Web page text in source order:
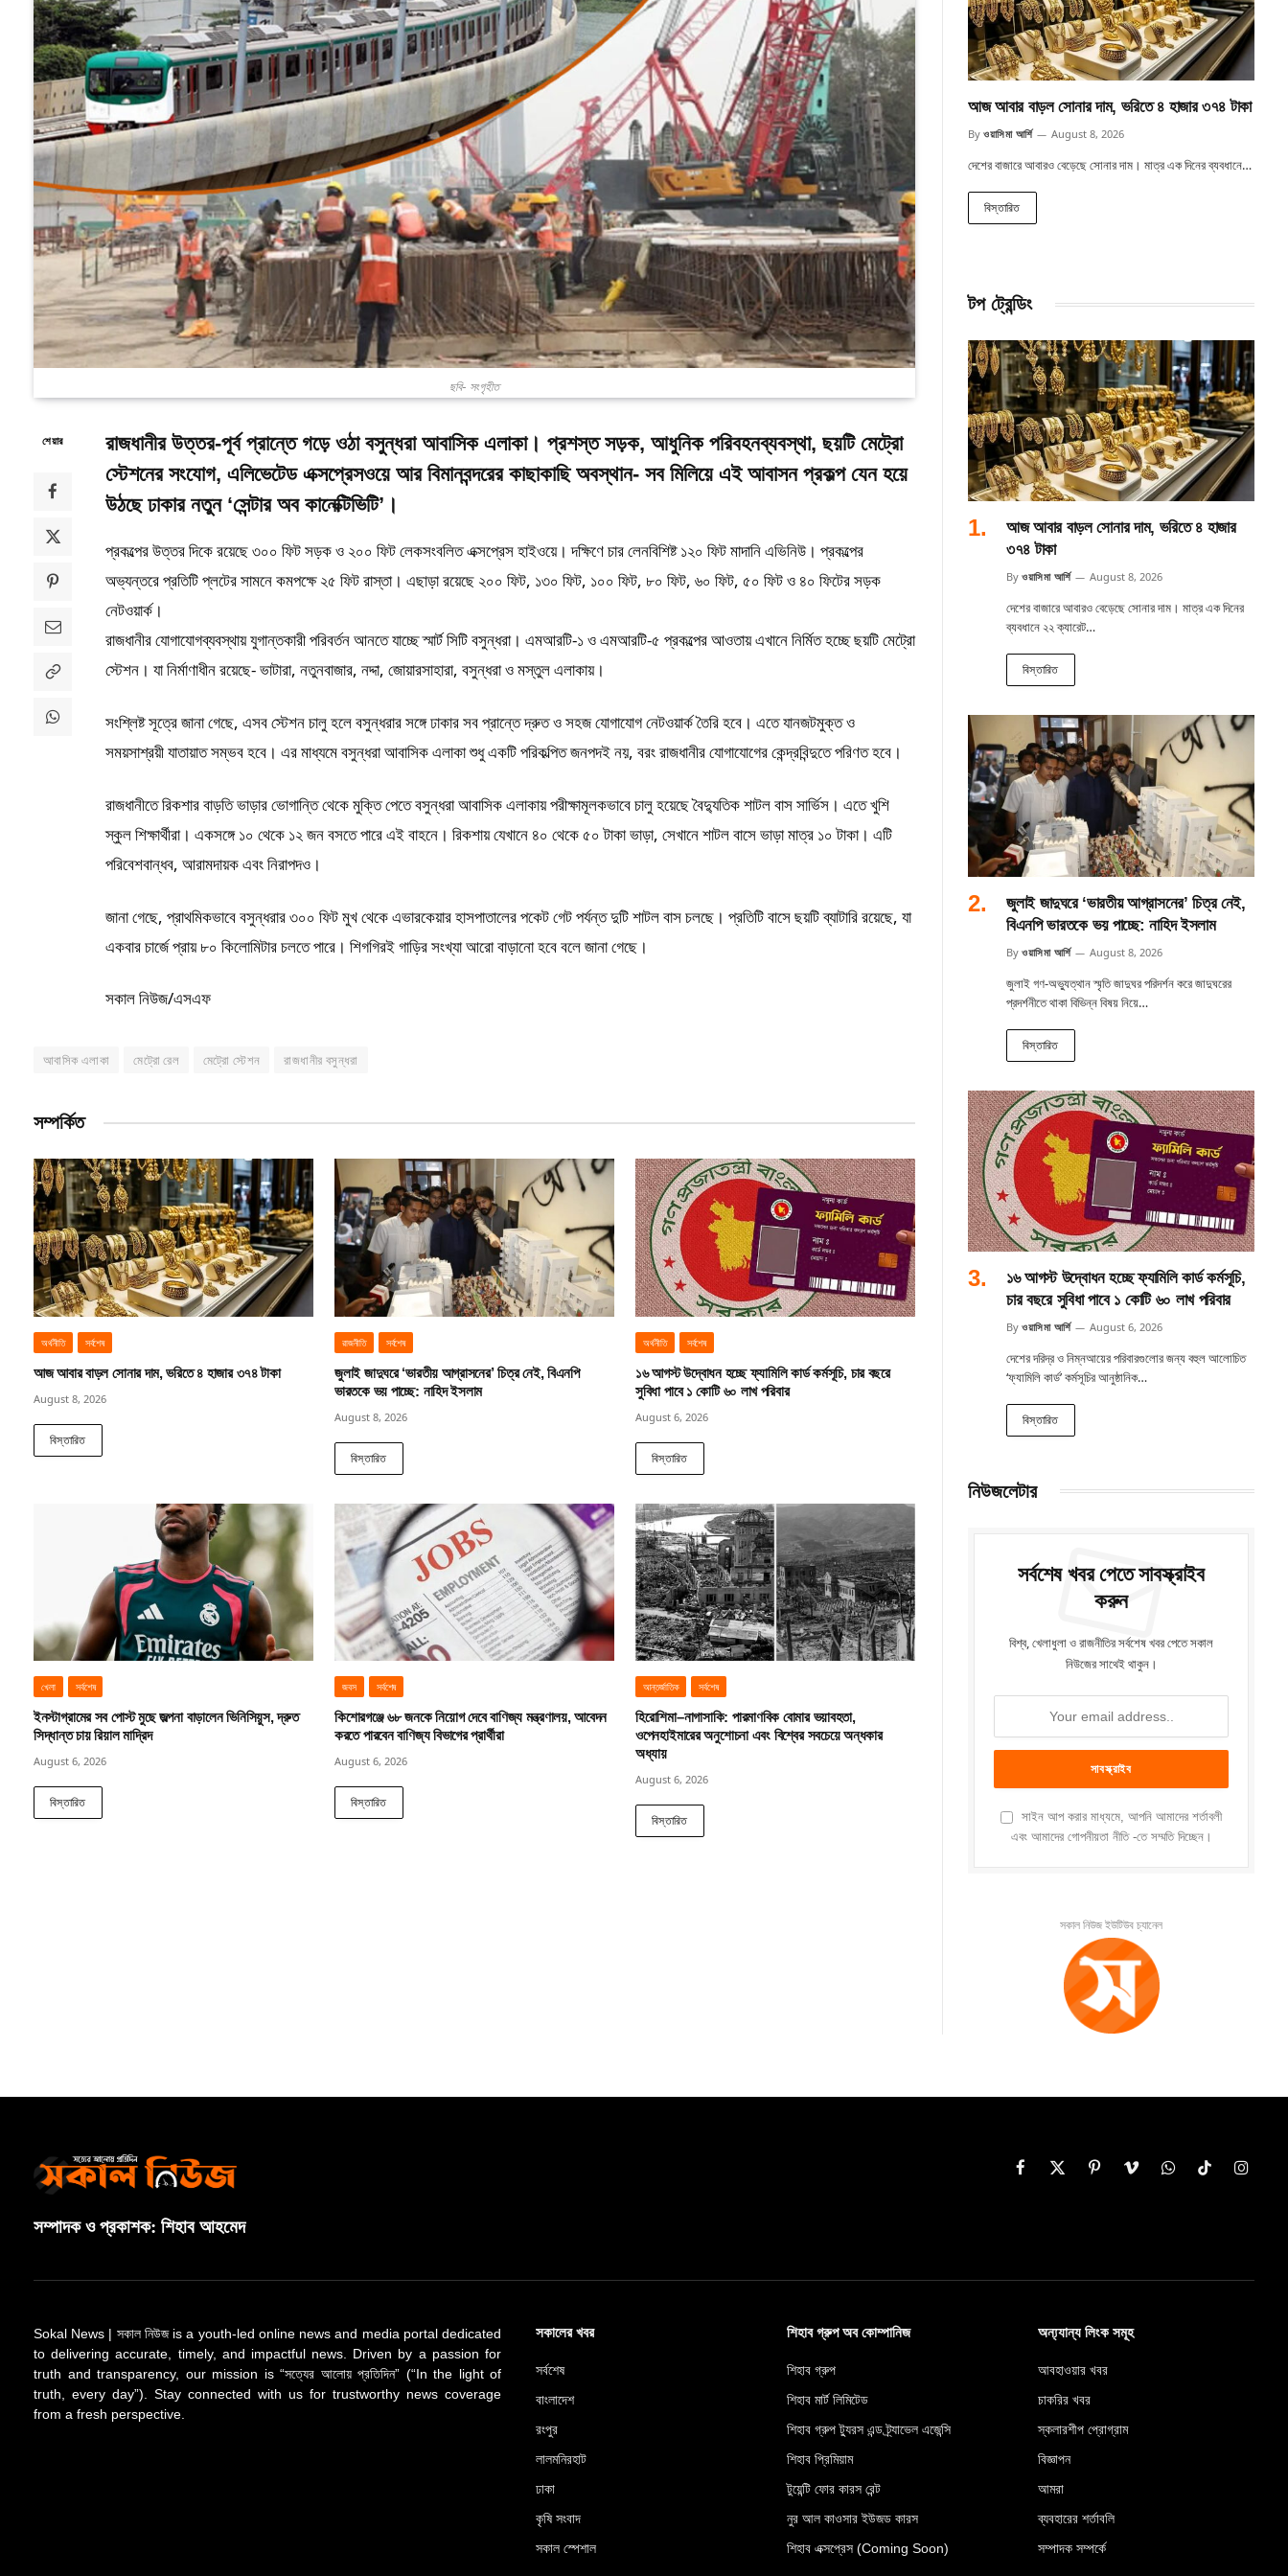
ছবি- সংগৃহীত
শেয়ার
রাজধানীর উত্তর-পূর্ব প্রান্তে গড়ে ওঠা বসুন্ধরা আবাসিক এলাকা। প্রশস্ত সড়ক, আধুনিক পরিবহনব্যবস্থা, ছয়টি মেট্রো
স্টেশনের সংযোগ, এলিভেটেড এক্সপ্রেসওয়ে আর বিমানবন্দরের কাছাকাছি অবস্থান- সব মিলিয়ে এই আবাসন প্রকল্প যেন হয়ে
উঠছে ঢাকার নতুন ‘সেন্টার অব কানেক্টিভিটি’।
প্রকল্পের উত্তর দিকে রয়েছে ৩০০ ফিট সড়ক ও ২০০ ফিট লেকসংবলিত এক্সপ্রেস হাইওয়ে। দক্ষিণে চার লেনবিশিষ্ট ১২০ ফিট মাদানি এভিনিউ। প্রকল্পের
অভ্যন্তরে প্রতিটি প্লটের সামনে কমপক্ষে ২৫ ফিট রাস্তা। এছাড়া রয়েছে ২০০ ফিট, ১৩০ ফিট, ১০০ ফিট, ৮০ ফিট, ৬০ ফিট, ৫০ ফিট ও ৪০ ফিটের সড়ক
নেটওয়ার্ক।
রাজধানীর যোগাযোগব্যবস্থায় যুগান্তকারী পরিবর্তন আনতে যাচ্ছে স্মার্ট সিটি বসুন্ধরা। এমআরটি-১ ও এমআরটি-৫ প্রকল্পের আওতায় এখানে নির্মিত হচ্ছে ছয়টি মেট্রো
স্টেশন। যা নির্মাণাধীন রয়েছে- ভাটারা, নতুনবাজার, নদ্দা, জোয়ারসাহারা, বসুন্ধরা ও মস্তুল এলাকায়।
সংশ্লিষ্ট সূত্রে জানা গেছে, এসব স্টেশন চালু হলে বসুন্ধরার সঙ্গে ঢাকার সব প্রান্তে দ্রুত ও সহজ যোগাযোগ নেটওয়ার্ক তৈরি হবে। এতে যানজটমুক্ত ও
সময়সাশ্রয়ী যাতায়াত সম্ভব হবে। এর মাধ্যমে বসুন্ধরা আবাসিক এলাকা শুধু একটি পরিকল্পিত জনপদই নয়, বরং রাজধানীর যোগাযোগের কেন্দ্রবিন্দুতে পরিণত হবে।
রাজধানীতে রিকশার বাড়তি ভাড়ার ভোগান্তি থেকে মুক্তি পেতে বসুন্ধরা আবাসিক এলাকায় পরীক্ষামূলকভাবে চালু হয়েছে বৈদ্যুতিক শাটল বাস সার্ভিস। এতে খুশি
স্কুল শিক্ষার্থীরা। একসঙ্গে ১০ থেকে ১২ জন বসতে পারে এই বাহনে। রিকশায় যেখানে ৪০ থেকে ৫০ টাকা ভাড়া, সেখানে শাটল বাসে ভাড়া মাত্র ১০ টাকা। এটি
পরিবেশবান্ধব, আরামদায়ক এবং নিরাপদও।
জানা গেছে, প্রাথমিকভাবে বসুন্ধরার ৩০০ ফিট মুখ থেকে এভারকেয়ার হাসপাতালের পকেট গেট পর্যন্ত দুটি শাটল বাস চলছে। প্রতিটি বাসে ছয়টি ব্যাটারি রয়েছে, যা
একবার চার্জে প্রায় ৮০ কিলোমিটার চলতে পারে। শিগগিরই গাড়ির সংখ্যা আরো বাড়ানো হবে বলে জানা গেছে।
সকাল নিউজ/এসএফ
আবাসিক এলাকা মেট্রো রেল মেট্রো স্টেশন রাজধানীর বসুন্ধরা
সম্পর্কিত
অর্থনীতি সর্বশেষ
আজ আবার বাড়ল সোনার দাম, ভরিতে ৪ হাজার ৩৭৪ টাকা
August 8, 2026
বিস্তারিত
রাজনীতি সর্বশেষ
জুলাই জাদুঘরে ‘ভারতীয় আগ্রাসনের’ চিত্র নেই, বিএনপি
ভারতকে ভয় পাচ্ছে: নাহিদ ইসলাম
August 8, 2026
বিস্তারিত
অর্থনীতি সর্বশেষ
১৬ আগস্ট উদ্বোধন হচ্ছে ফ্যামিলি কার্ড কর্মসূচি, চার বছরে
সুবিধা পাবে ১ কোটি ৬০ লাখ পরিবার
August 6, 2026
বিস্তারিত
খেলা সর্বশেষ
ইনস্টাগ্রামের সব পোস্ট মুছে জল্পনা বাড়ালেন ভিনিসিয়ুস, দ্রুত
সিদ্ধান্ত চায় রিয়াল মাদ্রিদ
August 6, 2026
বিস্তারিত
জবস সর্বশেষ
কিশোরগঞ্জে ৬৮ জনকে নিয়োগ দেবে বাণিজ্য মন্ত্রণালয়, আবেদন
করতে পারবেন বাণিজ্য বিভাগের প্রার্থীরা
August 6, 2026
বিস্তারিত
আন্তর্জাতিক সর্বশেষ
হিরোশিমা–নাগাসাকি: পারমাণবিক বোমার ভয়াবহতা,
ওপেনহাইমারের অনুশোচনা এবং বিশ্বের সবচেয়ে অন্ধকার
অধ্যায়
August 6, 2026
বিস্তারিত
আজ আবার বাড়ল সোনার দাম, ভরিতে ৪ হাজার ৩৭৪ টাকা
By ওয়াসিমা আর্শি August 8, 2026
দেশের বাজারে আবারও বেড়েছে সোনার দাম। মাত্র এক দিনের ব্যবধানে…
বিস্তারিত
টপ ট্রেন্ডিং
আজ আবার বাড়ল সোনার দাম, ভরিতে ৪ হাজার
৩৭৪ টাকা
By ওয়াসিমা আর্শি August 8, 2026
দেশের বাজারে আবারও বেড়েছে সোনার দাম। মাত্র এক দিনের
ব্যবধানে ২২ ক্যারেট…
বিস্তারিত
জুলাই জাদুঘরে ‘ভারতীয় আগ্রাসনের’ চিত্র নেই,
বিএনপি ভারতকে ভয় পাচ্ছে: নাহিদ ইসলাম
By ওয়াসিমা আর্শি August 8, 2026
জুলাই গণ-অভ্যুত্থান স্মৃতি জাদুঘর পরিদর্শন করে জাদুঘরের
প্রদর্শনীতে থাকা বিভিন্ন বিষয় নিয়ে…
বিস্তারিত
১৬ আগস্ট উদ্বোধন হচ্ছে ফ্যামিলি কার্ড কর্মসূচি,
চার বছরে সুবিধা পাবে ১ কোটি ৬০ লাখ পরিবার
By ওয়াসিমা আর্শি August 6, 2026
দেশের দরিদ্র ও নিম্নআয়ের পরিবারগুলোর জন্য বহুল আলোচিত
‘ফ্যামিলি কার্ড’ কর্মসূচির আনুষ্ঠানিক…
বিস্তারিত
নিউজলেটার
সর্বশেষ খবর পেতে সাবস্ক্রাইব
করুন
বিশ্ব, খেলাধুলা ও রাজনীতির সর্বশেষ খবর পেতে সকাল
নিউজের সাথেই থাকুন।
সাইন আপ করার মাধ্যমে, আপনি আমাদের শর্তাবলী
এবং আমাদের গোপনীয়তা নীতি -তে সম্মতি দিচ্ছেন।
সকাল নিউজ ইউটিউব চ্যানেল
সম্পাদক ও প্রকাশক: শিহাব আহমেদ
Facebook
X
PinterestVimeoWhatsAppTikTok
Sokal News | সকাল নিউজ is a youth-led online news and media portal dedicated
to delivering accurate, timely, and impactful news. Driven by a passion for
truth and transparency, our mission is “সত্যের আলোয় প্রতিদিন” (“In the light of
truth, every day”). Stay connected with us for trustworthy news coverage
from a fresh perspective.
সকালের খবর
সর্বশেষ
বাংলাদেশ
রংপুর
লালমনিরহাট
ঢাকা
কৃষি সংবাদ
সকাল স্পেশাল
শিহাব গ্রুপ অব কোম্পানিজ
শিহাব গ্রুপ
শিহাব মার্ট লিমিটেড
শিহাব গ্রুপ ট্যুরস এন্ড ট্র্যাভেল এজেন্সি
শিহাব প্রিমিয়াম
টুয়েন্টি ফোর কারস রেন্ট
নুর আল কাওসার ইউজড কারস
শিহাব এক্সপ্রেস (Coming Soon)
অন্য্যান্য লিংক সমূহ
আবহাওয়ার খবর
চাকরির খবর
স্কলারশীপ প্রোগ্রাম
বিজ্ঞাপন
আমরা
ব্যবহারের শর্তাবলি
সম্পাদক সম্পর্কে